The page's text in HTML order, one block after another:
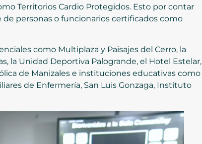
Territorios Cardio Protegidos. Esto por contar
personas o funcionarios certificados como
como Multiplaza y Paisajes del Cerro, la
la Unidad Deportiva Palogrande, el Hotel Estelar,
de Manizales e instituciones educativas como
de Enfermería, San Luis Gonzaga, Instituto